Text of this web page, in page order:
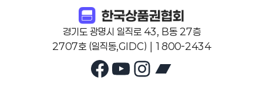
경기도 광명시 일직로 43, B동 27층
2707호 (일직동,GIDC) | 1800-2434
Facebook
YouTube
Instagram